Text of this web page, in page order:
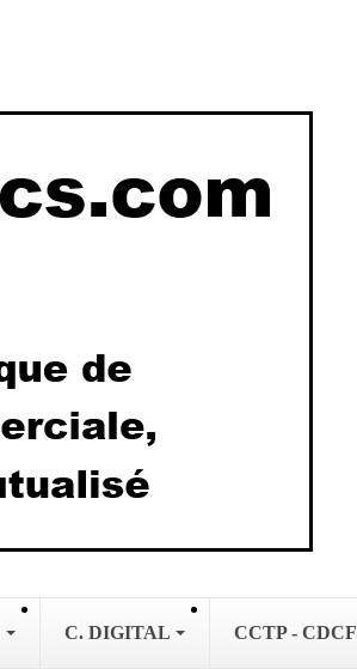
C. DIGITAL CCTP - CDCF